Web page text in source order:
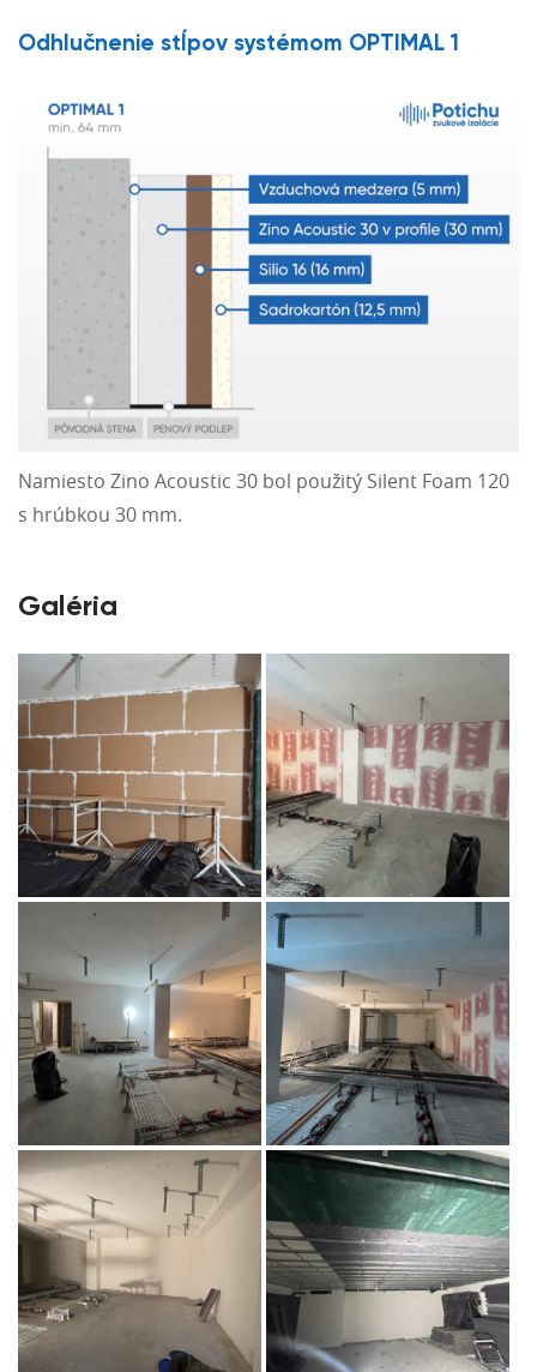
Odhlučnenie stĺpov systémom OPTIMAL 1
Namiesto Zino Acoustic 30 bol použitý Silent Foam 120
s hrúbkou 30 mm.
Galéria